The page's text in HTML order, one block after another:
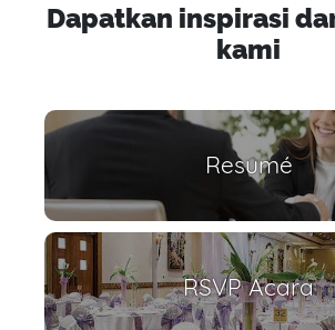
Dapatkan inspirasi
kami
Resumé
RSVP Acara